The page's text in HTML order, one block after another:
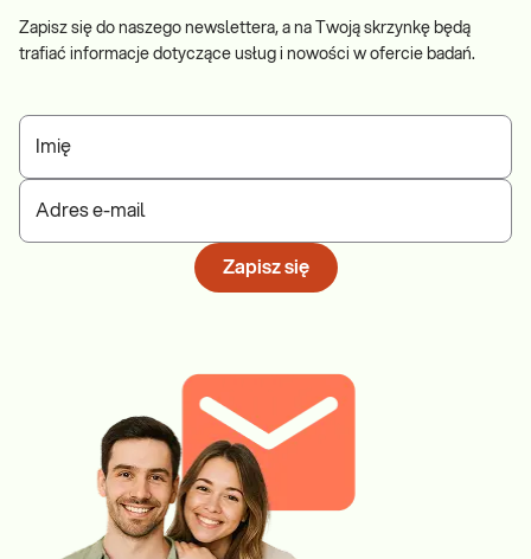
Zapisz się do naszego newslettera, a na Twoją skrzynkę będą
trafiać informacje dotyczące usług i nowości w ofercie badań.
Imię
Adres e-mail
Zapisz się